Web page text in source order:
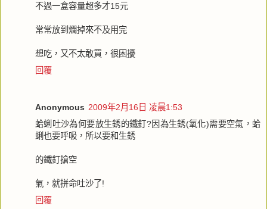
不過一盒容量超多才15元
常常放到爛掉來不及用完
想吃，又不太敢買，很困擾
回覆
Anonymous 2009年2月16日 凌晨1:53
蛤蜊吐沙為何要放生銹的鐵釘?因為生銹(氧化)需要空氣，蛤
蜊也要呼吸，所以要和生銹
的鐵釘搶空
氣，就拼命吐沙了!
回覆